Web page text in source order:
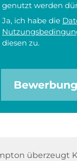
genutzt werden
Ja, ich habe die
diesen zu.
überzeugt